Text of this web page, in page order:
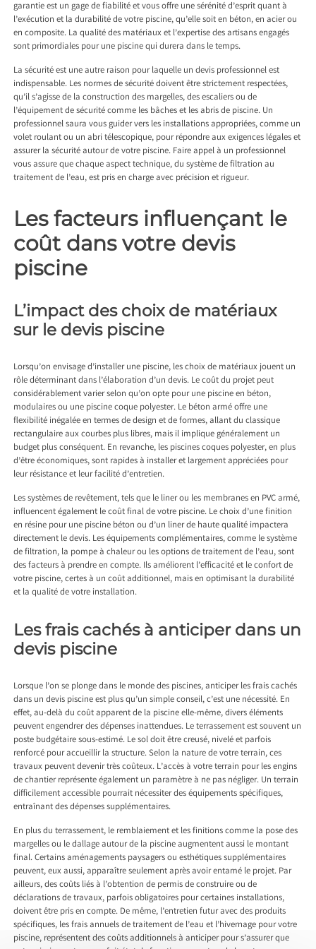
garantie est un gage de fiabilité et vous offre une sérénité d’esprit quant à
l’exécution et la durabilité de votre piscine, qu’elle soit en béton, en acier ou
en composite. La qualité des matériaux et l’expertise des artisans engagés
sont primordiales pour une piscine qui durera dans le temps.
La sécurité est une autre raison pour laquelle un devis professionnel est
indispensable. Les normes de sécurité doivent être strictement respectées,
qu’il s’agisse de la construction des margelles, des escaliers ou de
l’équipement de sécurité comme les bâches et les abris de piscine. Un
professionnel saura vous guider vers les installations appropriées, comme un
volet roulant ou un abri télescopique, pour répondre aux exigences légales et
assurer la sécurité autour de votre piscine. Faire appel à un professionnel
vous assure que chaque aspect technique, du système de filtration au
traitement de l’eau, est pris en charge avec précision et rigueur.
Les facteurs influençant le
coût dans votre devis
piscine
L’impact des choix de matériaux
sur le devis piscine
Lorsqu’on envisage d’installer une piscine, les choix de matériaux jouent un
rôle déterminant dans l’élaboration d’un devis. Le coût du projet peut
considérablement varier selon qu’on opte pour une piscine en béton,
modulaires ou une piscine coque polyester. Le béton armé offre une
flexibilité inégalée en termes de design et de formes, allant du classique
rectangulaire aux courbes plus libres, mais il implique généralement un
budget plus conséquent. En revanche, les piscines coques polyester, en plus
d’être économiques, sont rapides à installer et largement appréciées pour
leur résistance et leur facilité d’entretien.
Les systèmes de revêtement, tels que le liner ou les membranes en PVC armé,
influencent également le coût final de votre piscine. Le choix d’une finition
en résine pour une piscine béton ou d’un liner de haute qualité impactera
directement le devis. Les équipements complémentaires, comme le système
de filtration, la pompe à chaleur ou les options de traitement de l’eau, sont
des facteurs à prendre en compte. Ils améliorent l’efficacité et le confort de
votre piscine, certes à un coût additionnel, mais en optimisant la durabilité
et la qualité de votre installation.
Les frais cachés à anticiper dans un
devis piscine
Lorsque l’on se plonge dans le monde des piscines, anticiper les frais cachés
dans un devis piscine est plus qu’un simple conseil, c’est une nécessité. En
effet, au-delà du coût apparent de la piscine elle-même, divers éléments
peuvent engendrer des dépenses inattendues. Le terrassement est souvent un
poste budgétaire sous-estimé. Le sol doit être creusé, nivelé et parfois
renforcé pour accueillir la structure. Selon la nature de votre terrain, ces
travaux peuvent devenir très coûteux. L’accès à votre terrain pour les engins
de chantier représente également un paramètre à ne pas négliger. Un terrain
difficilement accessible pourrait nécessiter des équipements spécifiques,
entraînant des dépenses supplémentaires.
En plus du terrassement, le remblaiement et les finitions comme la pose des
margelles ou le dallage autour de la piscine augmentent aussi le montant
final. Certains aménagements paysagers ou esthétiques supplémentaires
peuvent, eux aussi, apparaître seulement après avoir entamé le projet. Par
ailleurs, des coûts liés à l’obtention de permis de construire ou de
déclarations de travaux, parfois obligatoires pour certaines installations,
doivent être pris en compte. De même, l’entretien futur avec des produits
spécifiques, les frais annuels de traitement de l’eau et l’hivernage pour votre
piscine, représentent des coûts additionnels à anticiper pour s’assurer que